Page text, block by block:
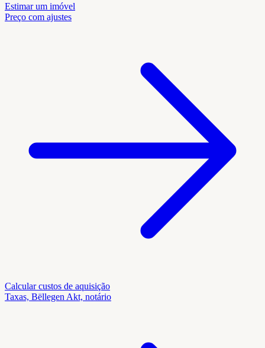
Estimar um imóvel
Preço com ajustes
Calcular custos de aquisição
Taxas, Bëllegen Akt, notário